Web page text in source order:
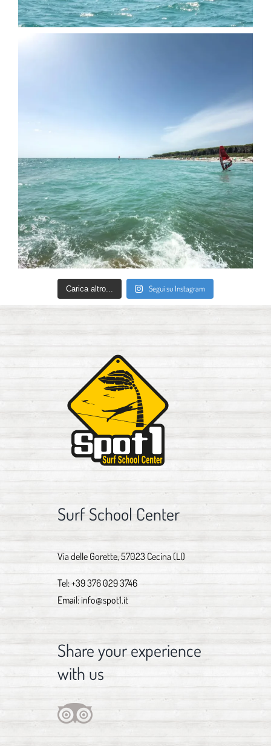
Carica altro... Segui su Instagram
Surf School Center
Via delle Gorette, 57023 Cecina (LI)
Tel:+39 376 029 3746
Email: info@spot1.it
Share your experience
with us